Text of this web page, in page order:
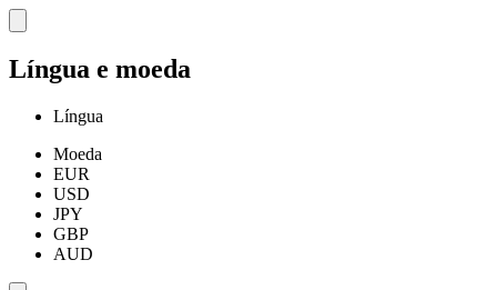
Língua e moeda
Língua
Moeda
EUR
USD
JPY
GBP
AUD